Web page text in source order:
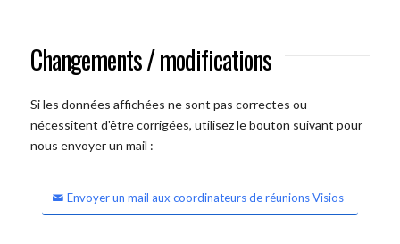
Changements / modifications
Si les données affichées ne sont pas correctes ou
nécessitent d'être corrigées, utilisez le bouton suivant pour
nous envoyer un mail :
Envoyer un mail aux coordinateurs de réunions Visios